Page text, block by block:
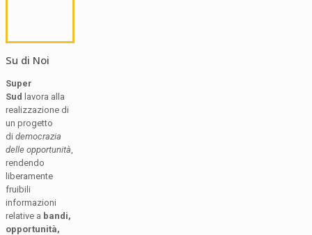
Su di Noi
Super
Sud lavora alla
realizzazione di
un progetto
di democrazia
delle opportunità
rendendo
liberamente
fruibili
informazioni
relative a bandi,
opportunità,